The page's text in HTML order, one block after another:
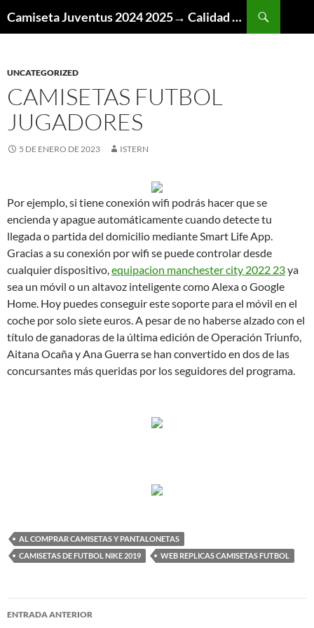
Camiseta Juventus 2024 2025→ Calidad Thai AAA
UNCATEGORIZED
CAMISETAS FUTBOL
JUGADORES
5 DE ENERO DE 2023 ISTERN
Por ejemplo, si tiene conexión wifi podrás hacer que se
encienda y apague automáticamente cuando detecte tu
llegada o partida del domicilio mediante Smart Life App.
Gracias a su conexión por wifi se puede controlar desde
cualquier dispositivo,equipacion manchester city 2022 23ya
sea un móvil o un altavoz inteligente como Alexa o Google
Home. Hoy puedes conseguir este soporte para el móvil en el
coche por solo siete euros. A pesar de no haberse alzado con el
título de ganadoras de la última edición de Operación Triunfo,
Aitana Ocaña y Ana Guerra se han convertido en dos de las
concursantes más queridas por los seguidores del programa.
AL COMPRAR CAMISETAS Y PANTALONETAS
CAMISETAS DE FUTBOL NIKE 2019
WEB REPLICAS CAMISETAS FUTBOL
Navegación
ENTRADA ANTERIOR